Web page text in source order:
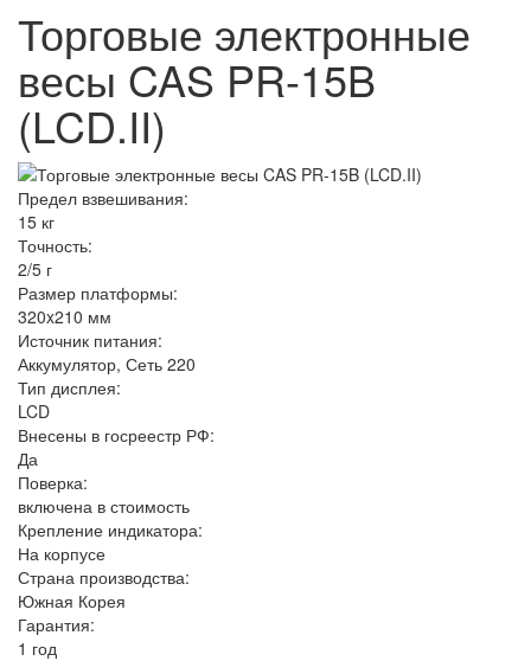
Торговые электронные
весы CAS PR-15B
(LCD.II)
Предел взвешивания:
15 кг
Точность:
2/5 г
Размер платформы:
320x210 мм
Источник питания:
Аккумулятор, Сеть 220
Тип дисплея:
LCD
Внесены в госреестр РФ:
Да
Поверка:
включена в стоимость
Крепление индикатора:
На корпусе
Страна производства:
Южная Корея
Гарантия:
1 год